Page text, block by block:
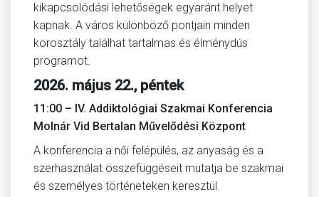
kikapcsolódási lehetőségek egyaránt helyet
kapnak. A város különböző pontjain minden
korosztály találhat tartalmas és élménydús
programot.
2026. május 22., péntek
11:00 – IV. Addiktológiai Szakmai Konferencia
Molnár Vid Bertalan Művelődési Központ
A konferencia a női felépülés, az anyaság és a
szerhasználat összefüggéseit mutatja be szakmai
és személyes történeteken keresztül.